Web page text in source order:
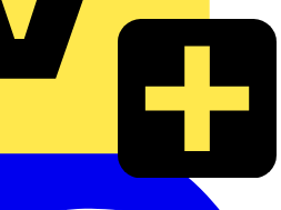
Datenschutzerklärung